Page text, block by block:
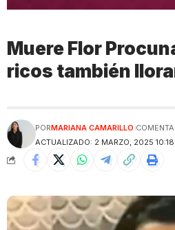
Muere Flor
ricos también
ACTUALIZADO: 2 MARZO, 2025 10:18
PORMARIANA CAMARILLO COMENTA